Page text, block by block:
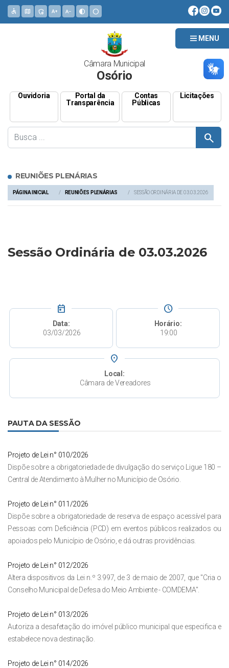
MENU
accessible map admin_panel_settings text_increase text_decrease contrast circle
Câmara Municipal
Osório
Ouvidoria
Portal da
Transparência
Contas
Públicas
Licitações
search
REUNIÕES PLENÁRIAS
PÁGINA INICIAL REUNIÕES PLENÁRIAS SESSÃO ORDINÁRIA DE 03.03.2026
Sessão Ordinária de 03.03.2026
today
Data:
03/03/2026
schedule
Horário:
19:00
place
Local:
Câmara de Vereadores
PAUTA DA SESSÃO
Projeto de Lei n° 010/2026
Dispõe sobre a obrigatoriedade de divulgação do serviço Ligue 180 –
Central de Atendimento à Mulher no Município de Osório.
Projeto de Lei n° 011/2026
Dispõe sobre a obrigatoriedade de reserva de espaço acessível para
Pessoas com Deficiência (PCD) em eventos públicos realizados ou
apoiados pelo Município de Osório, e dá outras providências.
Projeto de Lei n° 012/2026
Altera dispositivos da Lei n.º 3.997, de 3 de maio de 2007, que "Cria o
Conselho Municipal de Defesa do Meio Ambiente - COMDEMA".
Projeto de Lei n° 013/2026
Autoriza a desafetação do imóvel público municipal que especifica e
estabelece nova destinação.
Projeto de Lei n° 014/2026